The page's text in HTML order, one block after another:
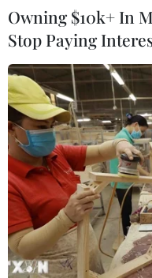
Phần thi điều lệnh của
Owning $10k+ In
Stop Paying